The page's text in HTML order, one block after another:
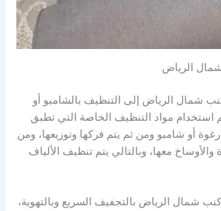
الرياض
شمال الرياض إلى التنظيف بالشامبو أو
استخدام مواد التنظيف الخاصة التي تطبق
أو شامبو ومن ثم يتم فركها وتوزيعها، ومن
معها، وبالتالي يتم تنظيف الألياف
شمال الرياض بالتجفيف السريع وبالتهوية،